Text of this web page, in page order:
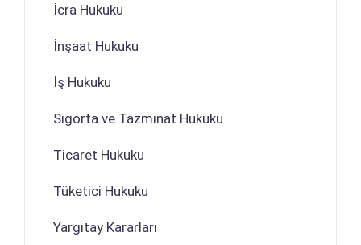
İcra Hukuku
İnşaat Hukuku
İş Hukuku
Sigorta ve Tazminat Hukuku
Ticaret Hukuku
Tüketici Hukuku
Yargıtay Kararları